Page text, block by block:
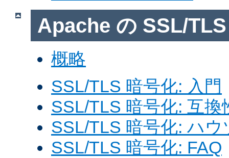
Apache の SSL/
概略
SSL/TLS 暗号化: 入門
SSL/TLS 暗号化: 互換
SSL/TLS 暗号化: ハウ
SSL/TLS 暗号化: FAQ